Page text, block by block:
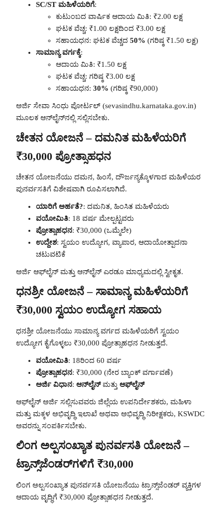
SC/ST ಮಹಿಳೆಯರಿಗೆ:
ಕುಟುಂಬದ ವಾರ್ಷಿಕ ಆದಾಯ ಮಿತಿ: ₹2.00 ಲಕ್ಷ
ಘಟಕ ವೆಚ್ಚ: ₹1.00 ಲಕ್ಷದಿಂದ ₹3.00 ಲಕ್ಷ
ಸಹಾಯಧನ: ಘಟಕ ವೆಚ್ಚದ 50% (ಗರಿಷ್ಠ ₹1.50 ಲಕ್ಷ)
ಸಾಮಾನ್ಯ ವರ್ಗಕ್ಕೆ:
ಆದಾಯ ಮಿತಿ: ₹1.50 ಲಕ್ಷ
ಘಟಕ ವೆಚ್ಚ: ಗರಿಷ್ಠ ₹3.00 ಲಕ್ಷ
ಸಹಾಯಧನ: 30% (ಗರಿಷ್ಠ ₹90,000)
ಅರ್ಜಿ ಸೇವಾ ಸಿಂಧು ಪೋರ್ಟಲ್ (sevasindhu.karnataka.gov.in)
ಮೂಲಕ ಆನ್‌ಲೈನ್‌ನಲ್ಲಿ ಸಲ್ಲಿಸಬೇಕು.
ಚೇತನ ಯೋಜನೆ – ದಮನಿತ ಮಹಿಳೆಯರಿಗೆ
₹30,000 ಪ್ರೋತ್ಸಾಹಧನ
ಚೇತನ ಯೋಜನೆಯು ದಮನ, ಹಿಂಸೆ, ದೌರ್ಜನ್ಯಕ್ಕೊಳಗಾದ ಮಹಿಳೆಯರ
ಪುನರ್ವಸತಿಗೆ ವಿಶೇಷವಾಗಿ ರೂಪಿಸಲಾಗಿದೆ.
ಯಾರಿಗೆ ಅರ್ಹತೆ?: ದಮನಿತ, ಹಿಂಸಿತ ಮಹಿಳೆಯರು
ವಯೋಮಿತಿ: 18 ವರ್ಷ ಮೇಲ್ಪಟ್ಟವರು
ಪ್ರೋತ್ಸಾಹಧನ: ₹30,000 (ಒಮ್ಮೆಲೇ)
ಉದ್ದೇಶ: ಸ್ವಯಂ ಉದ್ಯೋಗ, ವ್ಯಾಪಾರ, ಆದಾಯೋತ್ಪಾದನಾ
ಚಟುವಟಿಕೆ
ಅರ್ಜಿ ಆಫ್‌ಲೈನ್ ಮತ್ತು ಆನ್‌ಲೈನ್ ಎರಡೂ ಮಾಧ್ಯಮದಲ್ಲಿ ಸ್ವೀಕೃತ.
ಧನಶ್ರೀ ಯೋಜನೆ – ಸಾಮಾನ್ಯ ಮಹಿಳೆಯರಿಗೆ
₹30,000 ಸ್ವಯಂ ಉದ್ಯೋಗ ಸಹಾಯ
ಧನಶ್ರೀ ಯೋಜನೆಯು ಸಾಮಾನ್ಯ ವರ್ಗದ ಮಹಿಳೆಯರಿಗೆ ಸ್ವಯಂ
ಉದ್ಯೋಗ ಕೈಗೊಳ್ಳಲು ₹30,000 ಪ್ರೋತ್ಸಾಹಧನ ನೀಡುತ್ತದೆ.
ವಯೋಮಿತಿ: 18ರಿಂದ 60 ವರ್ಷ
ಪ್ರೋತ್ಸಾಹಧನ: ₹30,000 (ನೇರ ಬ್ಯಾಂಕ್ ವರ್ಗಾವಣೆ)
ಅರ್ಜಿ ವಿಧಾನ: ಆನ್‌ಲೈನ್ಮತ್ತು ಆಫ್‌ಲೈನ್
ಆಫ್‌ಲೈನ್ ಅರ್ಜಿ ಸಲ್ಲಿಸುವವರು ಜಿಲ್ಲೆಯ ಉಪನಿರ್ದೇಶಕರು, ಮಹಿಳಾ
ಮತ್ತು ಮಕ್ಕಳ ಅಭಿವೃದ್ಧಿ ಇಲಾಖೆ ಅಥವಾ ಅಭಿವೃದ್ಧಿ ನಿರೀಕ್ಷಕರು, KSWDC
ಅವರನ್ನು ಸಂಪರ್ಕಿಸಬೇಕು.
ಲಿಂಗ ಅಲ್ಪಸಂಖ್ಯಾತ ಪುನರ್ವಸತಿ ಯೋಜನೆ –
ಟ್ರಾನ್ಸ್‌ಜೆಂಡರ್‌ಗಳಿಗೆ ₹30,000
ಲಿಂಗ ಅಲ್ಪಸಂಖ್ಯಾತ ಪುನರ್ವಸತಿ ಯೋಜನೆಯು ಟ್ರಾನ್ಸ್‌ಜೆಂಡರ್ ವ್ಯಕ್ತಿಗಳ
ಆದಾಯ ವೃದ್ಧಿಗೆ ₹30,000 ಪ್ರೋತ್ಸಾಹಧನ ನೀಡುತ್ತದೆ.